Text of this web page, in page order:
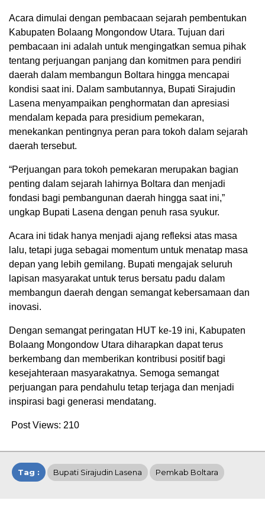
Acara dimulai dengan pembacaan sejarah pembentukan
Kabupaten Bolaang Mongondow Utara. Tujuan dari
pembacaan ini adalah untuk mengingatkan semua pihak
tentang perjuangan panjang dan komitmen para pendiri
daerah dalam membangun Boltara hingga mencapai
kondisi saat ini. Dalam sambutannya, Bupati Sirajudin
Lasena menyampaikan penghormatan dan apresiasi
mendalam kepada para presidium pemekaran,
menekankan pentingnya peran para tokoh dalam sejarah
daerah tersebut.
“Perjuangan para tokoh pemekaran merupakan bagian
penting dalam sejarah lahirnya Boltara dan menjadi
fondasi bagi pembangunan daerah hingga saat ini,”
ungkap Bupati Lasena dengan penuh rasa syukur.
Acara ini tidak hanya menjadi ajang refleksi atas masa
lalu, tetapi juga sebagai momentum untuk menatap masa
depan yang lebih gemilang. Bupati mengajak seluruh
lapisan masyarakat untuk terus bersatu padu dalam
membangun daerah dengan semangat kebersamaan dan
inovasi.
Dengan semangat peringatan HUT ke-19 ini, Kabupaten
Bolaang Mongondow Utara diharapkan dapat terus
berkembang dan memberikan kontribusi positif bagi
kesejahteraan masyarakatnya. Semoga semangat
perjuangan para pendahulu tetap terjaga dan menjadi
inspirasi bagi generasi mendatang.
Post Views: 210
Tag : Bupati Sirajudin Lasena Pemkab Boltara